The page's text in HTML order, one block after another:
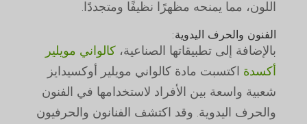
اللون، مما يمنحه مظهرًا نظيفًا ومتجددًا.
الفنون والحرف اليدوية:
بالإضافة إلى تطبيقاتها الصناعية، كالواني مويلير
أكسدة اكتسبت مادة كالواني مويلير أوكسيدايز
شعبية واسعة بين الأفراد لاستخدامها في الفنون
والحرف اليدوية. وقد اكتشف الفنانون والحرفيون